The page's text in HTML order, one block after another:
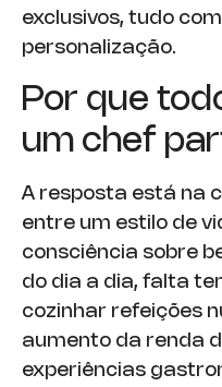
exclusivos, tudo
personalização.
Por que
um chef
A resposta está na
entre um estilo de
consciência sobre
do dia a dia, falta
cozinhar refeições
aumento da renda
experiências